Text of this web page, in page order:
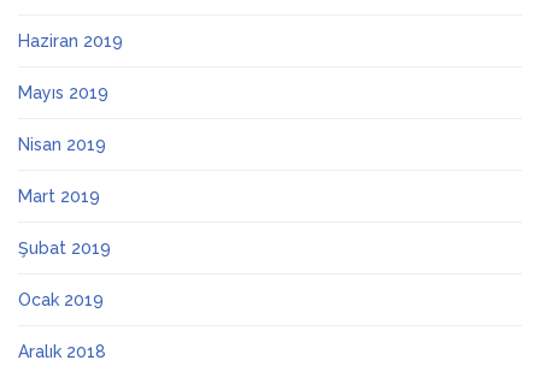
Haziran 2019
Mayıs 2019
Nisan 2019
Mart 2019
Şubat 2019
Ocak 2019
Aralık 2018